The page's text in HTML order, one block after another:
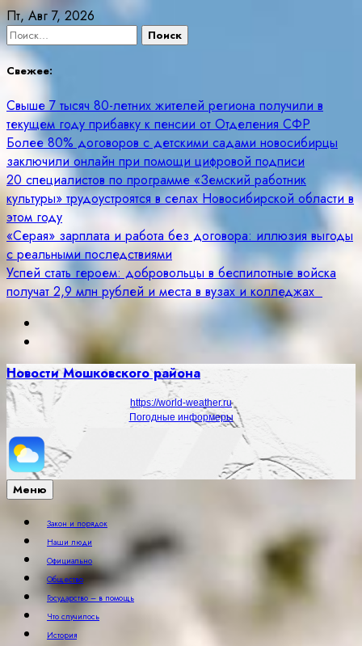
Skip
to
content
Пт, Авг 7, 2026
Найти:
Свежее:
Свыше 7 тысяч 80-летних жителей региона получили в
текущем году прибавку к пенсии от Отделения СФР
Более 80% договоров с детскими садами новосибирцы
заключили онлайн при помощи цифровой подписи
20 специалистов по программе «Земский работник
культуры» трудоустроятся в селах Новосибирской области в
этом году
«Серая» зарплата и работа без договора: иллюзия выгоды
с реальными последствиями
Успей стать героем: добровольцы в беспилотные войска
получат 2,9 млн рублей и места в вузах и колледжах
Новости Мошковского района
https://world-weather.ru
Погодные информеры
Меню
Закон и порядок
Наши люди
Официально
Общество
Государство – в помощь
Что случилось
История